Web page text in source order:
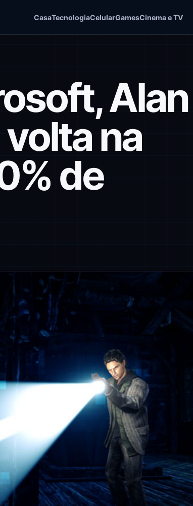
CasaTecnologiaCelularGamesCinema e TV
Alan
na
de